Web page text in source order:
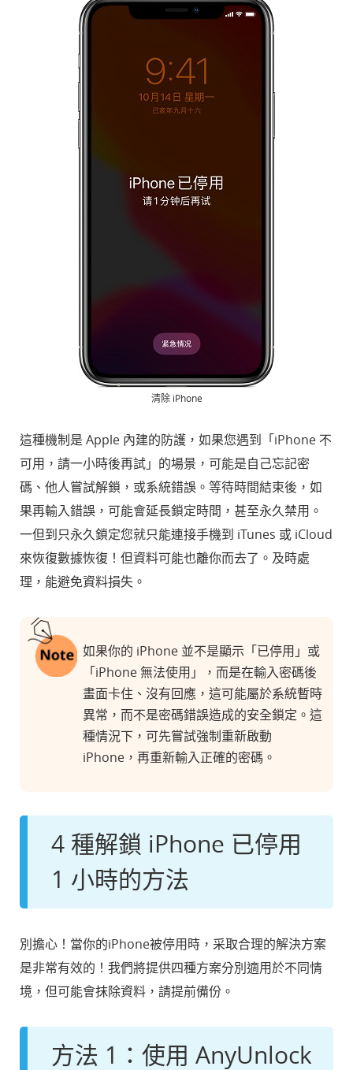
清除 iPhone
這種機制是 Apple 內建的防護，如果您遇到「iPhone 不
可用，請一小時後再試」的場景，可能是自己忘記密
碼、他人嘗試解鎖，或系統錯誤。等待時間結束後，如
果再輸入錯誤，可能會延長鎖定時間，甚至永久禁用。
一但到只永久鎖定您就只能連接手機到 iTunes 或 iCloud
來恢復數據恢復！但資料可能也離你而去了。及時處
理，能避免資料損失。
如果你的 iPhone 並不是顯示「已停用」或
「iPhone 無法使用」，而是在輸入密碼後
畫面卡住、沒有回應，這可能屬於系統暫時
異常，而不是密碼錯誤造成的安全鎖定。這
種情況下，可先嘗試強制重新啟動
iPhone，再重新輸入正確的密碼。
4 種解鎖 iPhone 已停用
1 小時的方法
別擔心！當你的iPhone被停用時，采取合理的解決方案
是非常有效的！我們將提供四種方案分別適用於不同情
境，但可能會抹除資料，請提前備份。
方法 1：使用 AnyUnlock